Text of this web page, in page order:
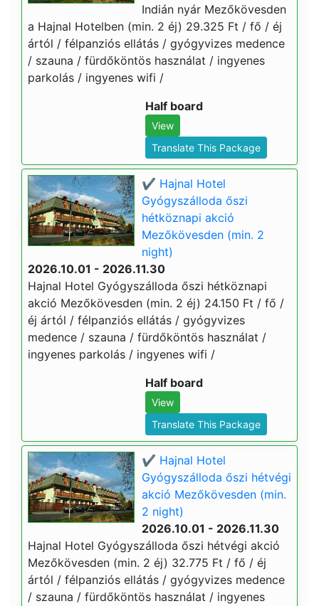
Indián nyár Mezőkövesden
a Hajnal Hotelben (min. 2 éj) 29.325 Ft / fő / éj
ártól / félpanziós ellátás / gyógyvizes medence
/ szauna / fürdőköntös használat / ingyenes
parkolás / ingyenes wifi /
Half board
View
Translate This Package
✔️ Hajnal Hotel
Gyógyszálloda őszi
hétköznapi akció
Mezőkövesden (min. 2
night)
2026.10.01 - 2026.11.30
Hajnal Hotel Gyógyszálloda őszi hétköznapi
akció Mezőkövesden (min. 2 éj) 24.150 Ft / fő /
éj ártól / félpanziós ellátás / gyógyvizes
medence / szauna / fürdőköntös használat /
ingyenes parkolás / ingyenes wifi /
Half board
View
Translate This Package
✔️ Hajnal Hotel
Gyógyszálloda őszi hétvégi
akció Mezőkövesden (min.
2 night)
2026.10.01 - 2026.11.30
Hajnal Hotel Gyógyszálloda őszi hétvégi akció
Mezőkövesden (min. 2 éj) 32.775 Ft / fő / éj
ártól / félpanziós ellátás / gyógyvizes medence
/ szauna / fürdőköntös használat / ingyenes